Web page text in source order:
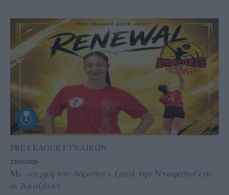
PRE LEAGUE ΓΥΝΑΙΚΩΝ
23/05/2026
Με «αιχμή του δόρατος» ξανά την Νταφοπούλου
οι Αμαζόνες